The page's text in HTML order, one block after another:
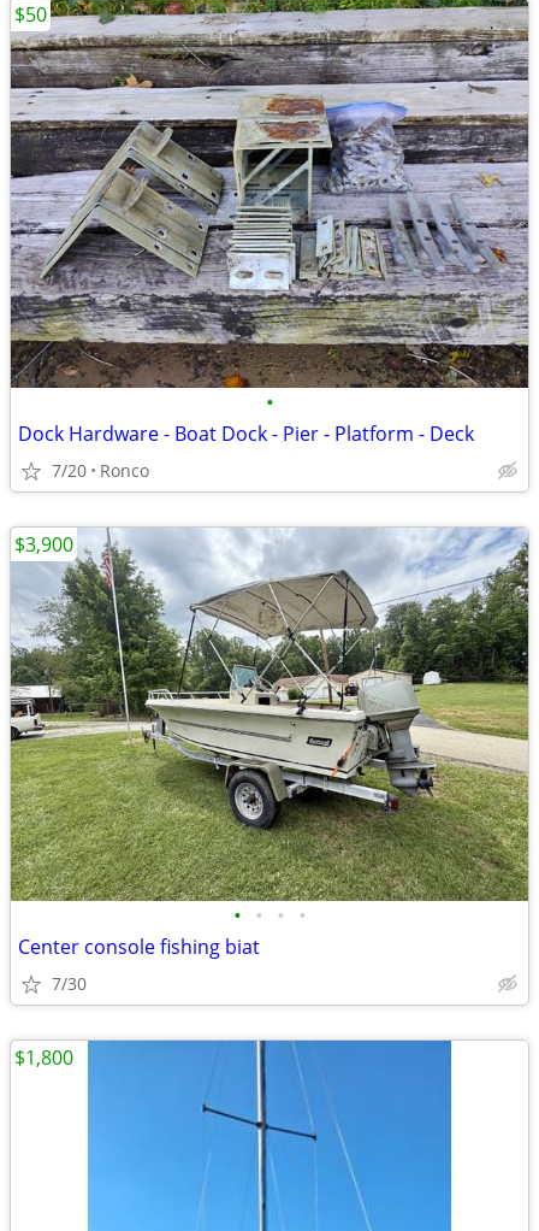
•
Dock Hardware - Boat Dock - Pier - Platform - Deck
7/20 Ronco
$50
• • • •
Center console fishing biat
7/30
$3,900
$1,800